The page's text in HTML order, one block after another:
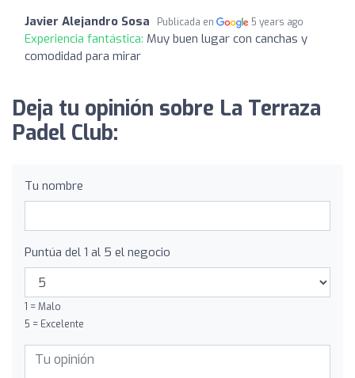
Javier Alejandro Sosa Publicada en 5 years ago
Experiencia fantástica: Muy buen lugar con canchas y
comodidad para mirar
Deja tu opinión sobre La Terraza
Padel Club:
Tu nombre
Puntúa del 1 al 5 el negocio
1 = Malo
5 = Excelente